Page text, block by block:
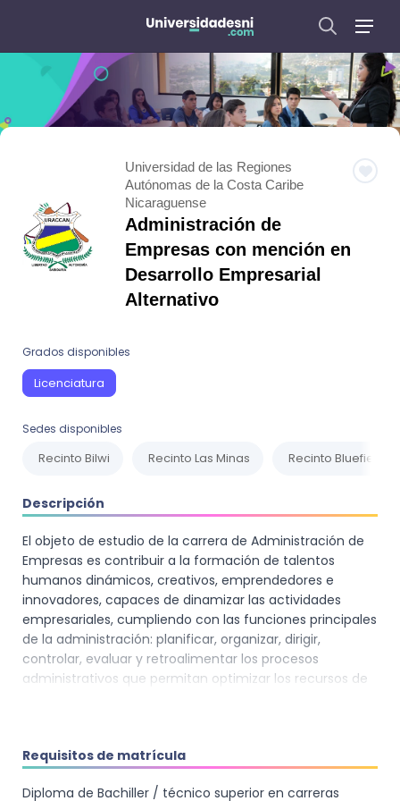
Universidad de las Regiones
Autónomas de la Costa Caribe
Nicaraguense
Administración de
Empresas con mención en
Desarrollo Empresarial
Alternativo
Grados disponibles
Licenciatura
Sedes disponibles
Recinto Bilwi Recinto Las Minas Recinto Bluefields
Descripción
El objeto de estudio de la carrera de Administración de
Empresas es contribuir a la formación de talentos
humanos dinámicos, creativos, emprendedores e
innovadores, capaces de dinamizar las actividades
empresariales, cumpliendo con las funciones principales
de la administración: planificar, organizar, dirigir,
controlar, evaluar y retroalimentar los procesos
administrativos que permitan optimizar los recursos de
Estas funciones deben estar en concordancia con las
demandas y necesidades organizacionales a nivel
internacional, nacional, regional, municipal, territorial y
Requisitos de matrícula
Diploma de Bachiller / técnico superior en carreras